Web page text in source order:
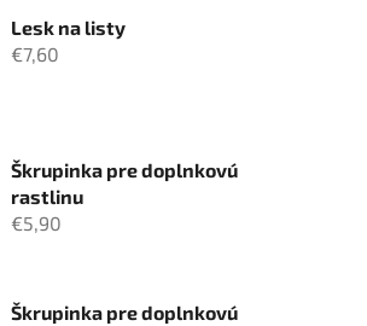
Lesk na listy
€7,60
Škrupinka pre doplnkovú
rastlinu
€5,90
Škrupinka pre doplnkovú